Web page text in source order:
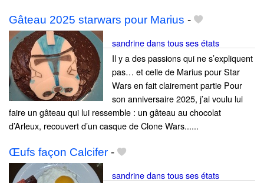
Gâteau 2025 starwars pour Marius -
sandrine dans tous ses états
Il y a des passions qui ne s’expliquent
pas… et celle de Marius pour Star
Wars en fait clairement partie Pour
son anniversaire 2025, j’ai voulu lui
faire un gâteau qui lui ressemble : un gâteau au chocolat
d’Arleux, recouvert d’un casque de Clone Wars......
Œufs façon Calcifer -
sandrine dans tous ses états